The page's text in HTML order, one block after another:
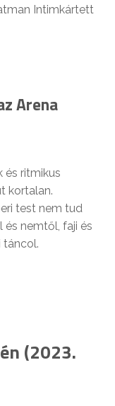
Intimkártett
Arena
és ritmikus
kortalan.
test nem tud
és nemtől, faji és
táncol.
(2023.